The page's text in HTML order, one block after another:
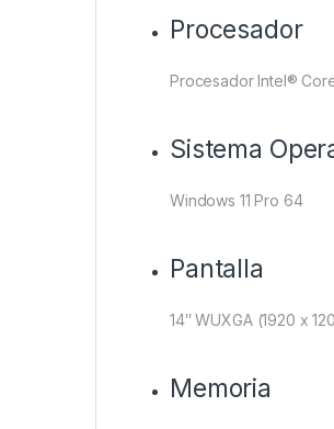
Procesador
Procesador Intel®
Sistema
Windows 11 Pro 64
Pantalla
14″ WUXGA (1920 x
Memoria